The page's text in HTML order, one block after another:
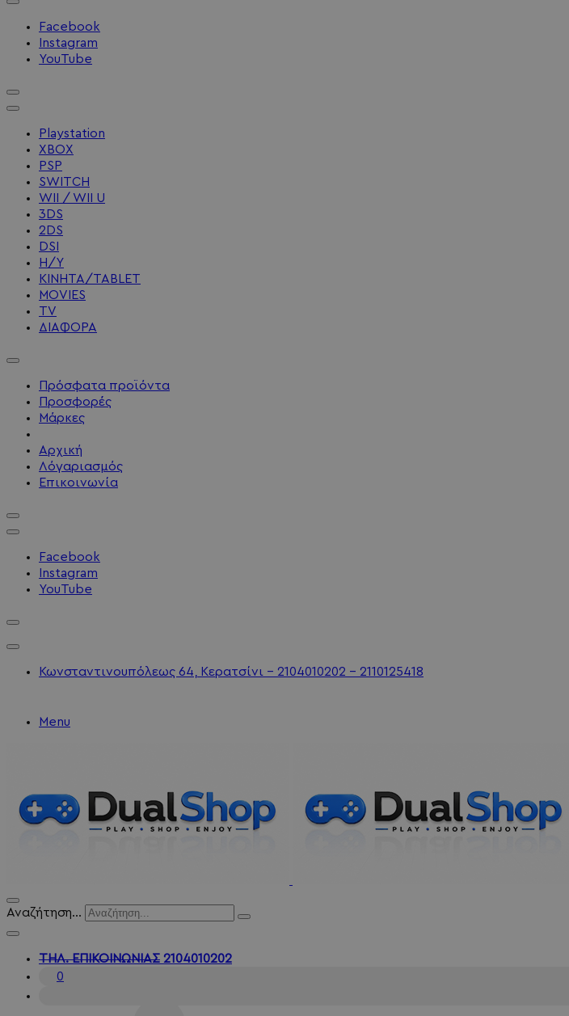
Facebook
Instagram
YouTube
Playstation
XBOX
PSP
SWITCH
WII / WII U
3DS
2DS
DSI
Η/Υ
ΚΙΝΗΤΑ/TABLET
MOVIES
TV
ΔΙΑΦΟΡΑ
Πρόσφατα προϊόντα
Προσφορές
Μάρκες
Αρχική
Λόγαριασμός
Επικοινωνία
Facebook
Instagram
YouTube
Κωνσταντινουπόλεως 64, Κερατσίνι - 2104010202 - 2110125418
Menu
Αναζήτηση...
ΤΗΛ. ΕΠΙΚΟΙΝΩΝΙΑΣ 2104010202
0